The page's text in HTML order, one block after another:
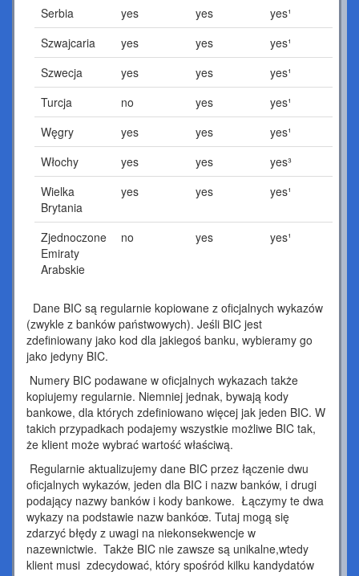
Serbia
yes yes
yes¹
Szwajcaria
yes yes
yes¹
Szwecja
yes yes
yes¹
Turcja
no yes
yes¹
Węgry
yes yes
yes¹
Włochy
yes yes
yes³
Wielka
Brytania
yes yes yes¹
Zjednoczone
Emiraty
Arabskie
no yes yes¹
Dane BIC są regularnie kopiowane z oficjalnych wykazów
(zwykle z banków państwowych). Jeśli BIC jest
zdefiniowany jako kod dla jakiegoś banku, wybieramy go
jako jedyny BIC.
Numery BIC podawane w oficjalnych wykazach także
kopiujemy regularnie. Niemniej jednak, bywają kody
bankowe, dla których zdefiniowano więcej jak jeden BIC. W
takich przypadkach podajemy wszystkie możliwe BIC tak,
że klient może wybrać wartość właściwą.
Regularnie aktualizujemy dane BIC przez łączenie dwu
oficjalnych wykazów, jeden dla BIC i nazw banków, i drugi
podający nazwy banków i kody bankowe. Łączymy te dwa
wykazy na podstawie nazw bankóœ. Tutaj mogą się
zdarzyć błędy z uwagi na niekonsekwencje w
nazewnictwie. Także BIC nie zawsze są unikalne,wtedy
klient musi zdecydować, który spośród kilku kandydatów